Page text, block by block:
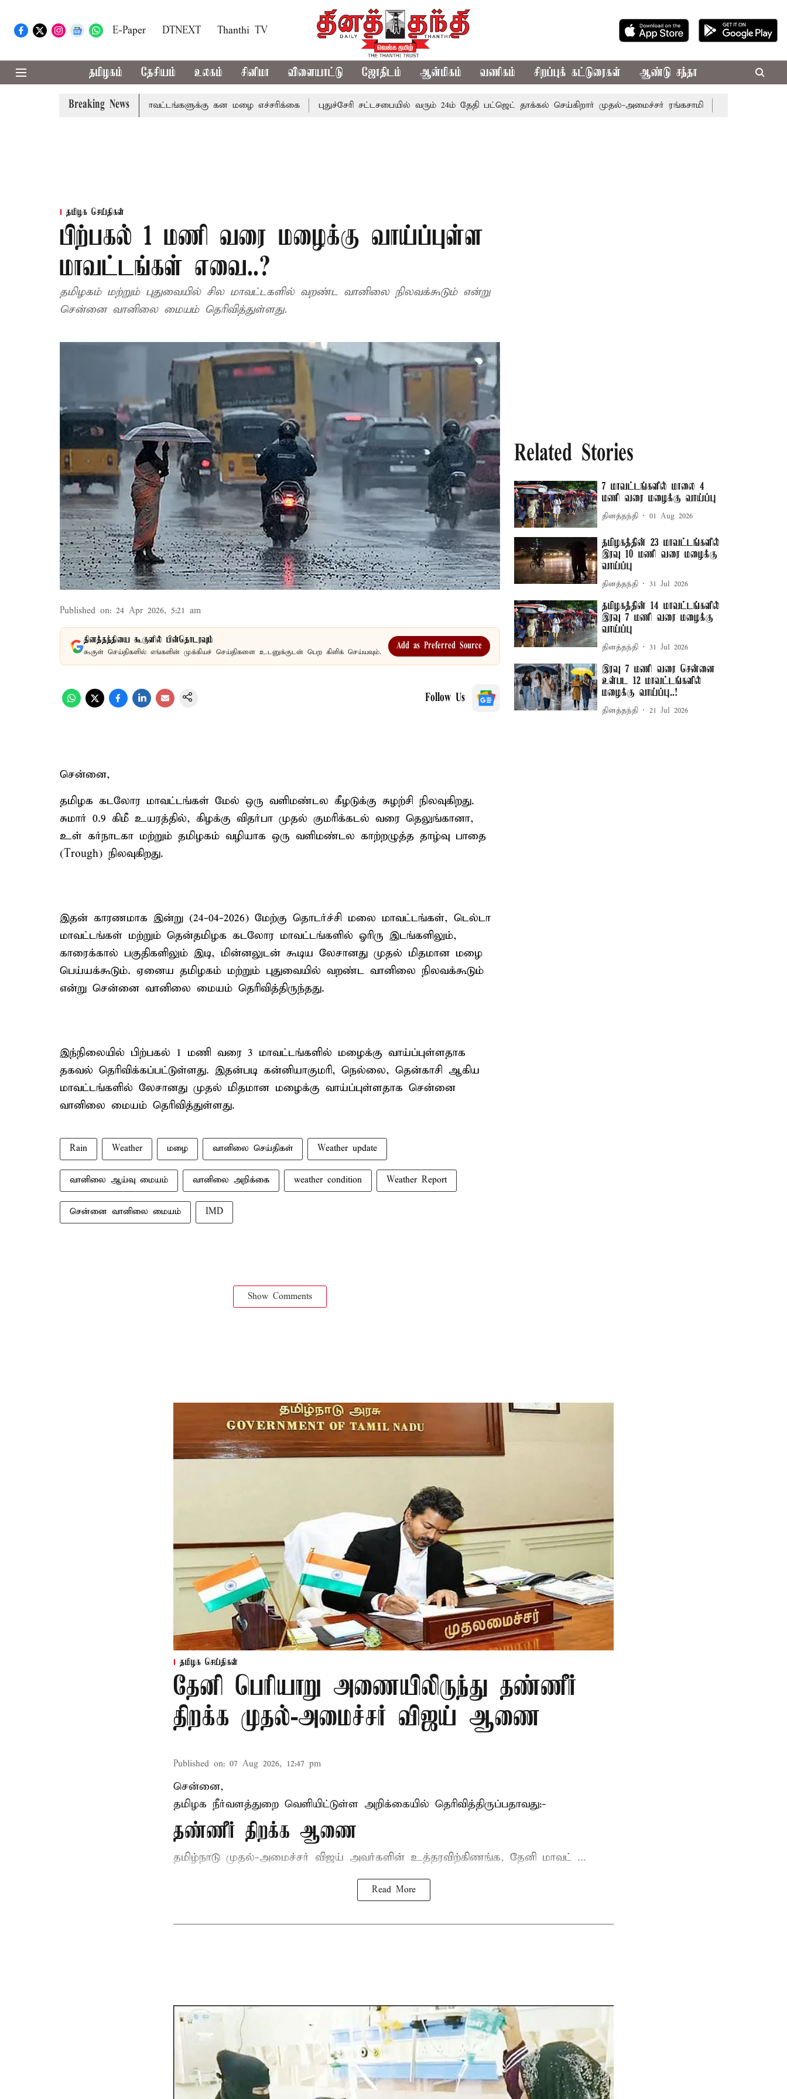
E-Paper DTNEXT Thanthi TV
தமிழகம் தேசியம் உலகம் சினிமா விளையாட்டு ஜோதிடம் ஆன்மிகம் வணிகம் சிறப்புக் கட்டுரைகள் ஆண்டு சந்தா
Breaking News
தேனி,நீலகிரி ஆகிய மாவட்டங்களுக்கு கன மழை எச்சரிக்கை புதுச்சேரி சட்டசபையில் வரும் 24ம் தேதி பட்ஜெட் தாக்கல் செய்கிறார் முதல்-அமைச்சர் ரங்கசாமி எதிர்க்கட்சிகள் அமளி:
தமிழக செய்திகள்
பிற்பகல் 1 மணி வரை மழைக்கு வாய்ப்புள்ள
மாவட்டங்கள் எவை..?
தமிழகம் மற்றும் புதுவையில் சில மாவட்டகளில் வறண்ட வானிலை நிலவக்கூடும் என்று
சென்னை வானிலை மையம் தெரிவித்துள்ளது.
Published on: 24 Apr 2026, 5:21 am
தினத்தந்தியை கூகுளில் பின்தொடரவும்
கூகுள் செய்திகளில் எங்களின் முக்கியச் செய்திகளை உடனுக்குடன் பெற கிளிக் செய்யவும்.
Add as Preferred Source
Follow Us
சென்னை,
தமிழக கடலோர மாவட்டங்கள் மேல் ஒரு வளிமண்டல கீழடுக்கு சுழற்சி நிலவுகிறது.
சுமார் 0.9 கிமீ உயரத்தில், கிழக்கு விதர்பா முதல் குமரிக்கடல் வரை தெலுங்கானா,
உள் கர்நாடகா மற்றும் தமிழகம் வழியாக ஒரு வளிமண்டல காற்றழுத்த தாழ்வு பாதை
(Trough) நிலவுகிறது.
இதன் காரணமாக இன்று (24-04-2026) மேற்கு தொடர்ச்சி மலை மாவட்டங்கள், டெல்டா
மாவட்டங்கள் மற்றும் தென்தமிழக கடலோர மாவட்டங்களில் ஓரிரு இடங்களிலும்,
காரைக்கால் பகுதிகளிலும் இடி, மின்னலுடன் கூடிய லேசானது முதல் மிதமான மழை
பெய்யக்கூடும். ஏனைய தமிழகம் மற்றும் புதுவையில் வறண்ட வானிலை நிலவக்கூடும்
என்று சென்னை வானிலை மையம் தெரிவித்திருந்தது.
இந்நிலையில் பிற்பகல் 1 மணி வரை 3 மாவட்டங்களில் மழைக்கு வாய்ப்புள்ளதாக
தகவல் தெரிவிக்கப்பட்டுள்ளது. இதன்படி கன்னியாகுமரி, நெல்லை, தென்காசி ஆகிய
மாவட்டங்களில் லேசானது முதல் மிதமான மழைக்கு வாய்ப்புள்ளதாக சென்னை
வானிலை மையம் தெரிவித்துள்ளது.
Rain Weather மழை வானிலை செய்திகள் Weather update
வானிலை ஆய்வு மையம் வானிலை அறிக்கை weather condition Weather Report
சென்னை வானிலை மையம் IMD
Show Comments
Related Stories
7 மாவட்டங்களில் மாலை 4
மணி வரை மழைக்கு வாய்ப்பு
தினத்தந்தி 01 Aug 2026
தமிழகத்தின் 23 மாவட்டங்களில்
இரவு 10 மணி வரை மழைக்கு
வாய்ப்பு
தினத்தந்தி 31 Jul 2026
தமிழகத்தின் 14 மாவட்டங்களில்
இரவு 7 மணி வரை மழைக்கு
வாய்ப்பு
தினத்தந்தி 31 Jul 2026
இரவு 7 மணி வரை சென்னை
உள்பட 12 மாவட்டங்களில்
மழைக்கு வாய்ப்பு..!
தினத்தந்தி 21 Jul 2026
தமிழக செய்திகள்
தேனி பெரியாறு அணையிலிருந்து தண்ணீர்
திறக்க முதல்-அமைச்சர் விஜய் ஆணை
Published on: 07 Aug 2026, 12:47 pm
சென்னை,
தமிழக நீர்வளத்துறை வெளியிட்டுள்ள அறிக்கையில் தெரிவித்திருப்பதாவது:-
தண்ணீர் திறக்க ஆணை
தமிழ்நாடு முதல்-அமைச்சர் விஜய் அவர்களின் உத்தரவிற்கிணங்க, தேனி மாவட் ...
Read More